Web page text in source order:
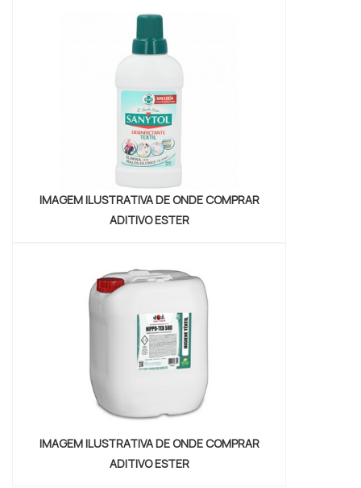
distribuição de produtos químicos. MAIS
DETALHES SOBRE ONDE COMPRAR
DISPERSANTE A Petrowan canaliza seus
esforços em produzir uma e...
IMAGEM ILUSTRATIVA DE ONDE COMPRAR
ADITIVO ESTER
IMAGEM ILUSTRATIVA DE ONDE COMPRAR
ADITIVO ESTER